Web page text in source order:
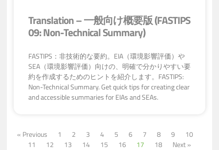
Translation – 一般向け概要版 (FASTIPS
09: Non-Technical Summary)
FASTIPS：非技術的な要約。EIA（環境影響評価）や
SEA（環境影響評価）向けの、明確で分かりやすい要
約を作成するためのヒントを紹介します。FASTIPS:
Non-Technical Summary. Get quick tips for creating clear
and accessible summaries for EIAs and SEAs.
« Previous 1 2 3 4 5 6 7 8 9
10
11
12 13 14 15 16 17 18 Next »